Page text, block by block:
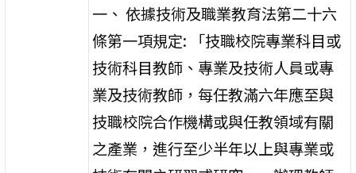
一、 依據技術及職業教育法第二十六
條第一項規定: 「技職校院專業科目或
技術科目教師、專業及技術人員或專
業及技術教師，每任教滿六年應至與
技職校院合作機構或與任教領域有關
之產業，進行至少半年以上與專業或